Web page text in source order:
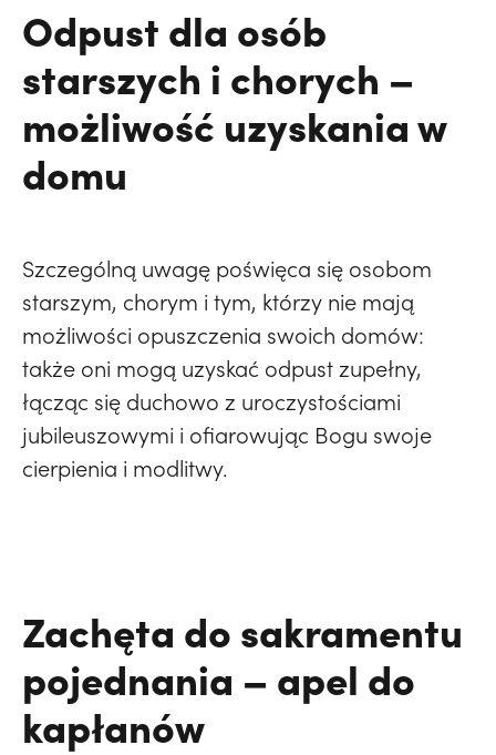
Odpust dla osób
starszych i chorych –
możliwość uzyskania w
domu
Szczególną uwagę poświęca się osobom
starszym, chorym i tym, którzy nie mają
możliwości opuszczenia swoich domów:
także oni mogą uzyskać odpust zupełny,
łącząc się duchowo z uroczystościami
jubileuszowymi i ofiarowując Bogu swoje
cierpienia i modlitwy.
Zachęta do sakramentu
pojednania – apel do
kapłanów